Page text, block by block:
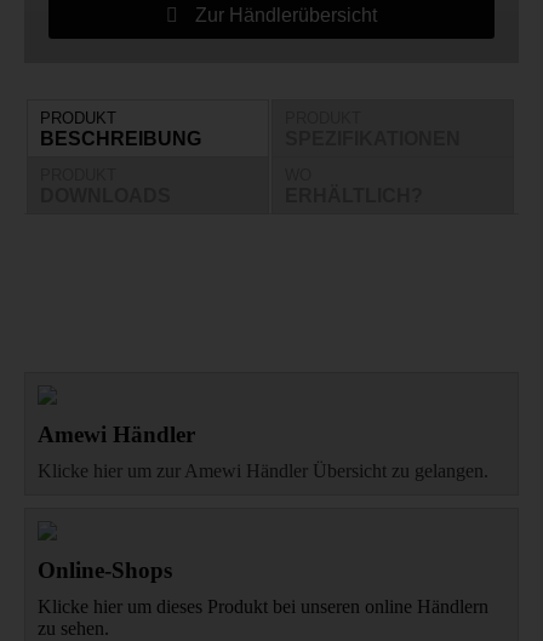
Zur Händlerübersicht
PRODUKT
BESCHREIBUNG
Amewi Händler
Klicke hier um zur Amewi Händler Übersicht zu gelangen.
Online-Shops
Klicke hier um dieses Produkt bei unseren online Händlern
zu sehen.